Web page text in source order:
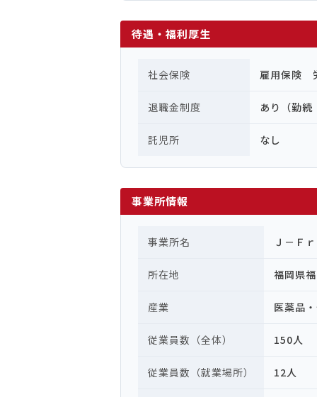
待遇・福利厚生
社会保険 雇用保険
退職金制度 あり（勤
託児所 なし
事業所情報
事業所名 Ｊ－Ｆ
所在地 福岡県
産業 医薬品
従業員数（全体） 150人
従業員数（就業場所） 12人